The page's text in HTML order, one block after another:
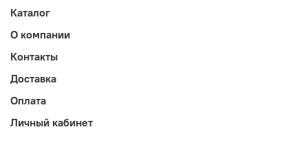
Каталог
О компании
Контакты
Доставка
Оплата
Личный кабинет